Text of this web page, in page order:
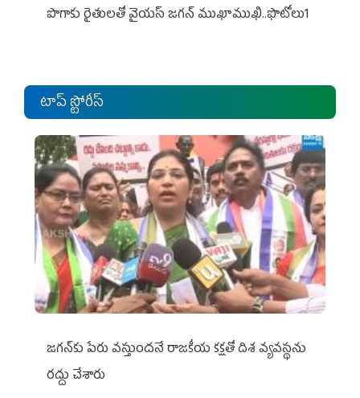
పొగాకు రైతుల‌తో వైయ‌స్ జ‌గ‌న్ ముఖాముఖి..ఫొటోలు1
టాప్ స్టోరీస్
జగన్‌కు పేరు వస్తుందనే రాజకీయ కక్షతో దిశ వ్య‌వ‌స్థ‌ను
రద్దు చేశారు